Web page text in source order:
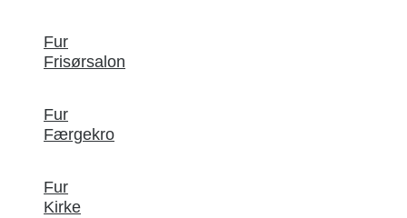
Fur
Frisørsalon
Fur
Færgekro
Fur
Kirke